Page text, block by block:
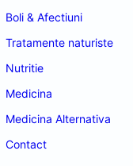
Boli & Afectiuni
Tratamente naturiste
Nutritie
Medicina
Medicina Alternativa
Contact